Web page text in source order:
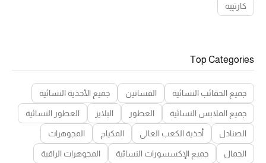
كارتييه
Top Categories
جميع الحقائب النسائية الفساتين جميع الأحذية النسائية
جميع الملابس النسائية العطور البلايز العطور النسائية
الصنادل أحذية الكعب العالي المكياج المجوهرات
الجمال جميع الإكسسورات النسائية المجوهرات الراقية